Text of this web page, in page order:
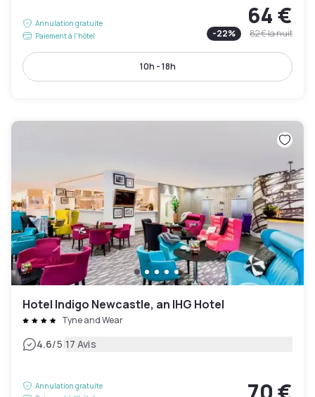
Annulation gratuite
Paiement à l'hôtel
64 €
-22% 82 €la nuit
10h - 18h
Hotel Indigo Newcastle, an IHG Hotel
Tyne and Wear
4.6/5|17 Avis
Annulation gratuite